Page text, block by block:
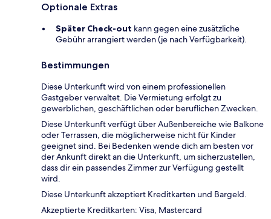
Optionale Extras
Später Check-out kann gegen eine zusätzliche
Gebühr arrangiert werden (je nach Verfügbarkeit).
Bestimmungen
Diese Unterkunft wird von einem professionellen
Gastgeber verwaltet. Die Vermietung erfolgt zu
gewerblichen, geschäftlichen oder beruflichen Zwecken.
Diese Unterkunft verfügt über Außenbereiche wie Balkone
oder Terrassen, die möglicherweise nicht für Kinder
geeignet sind. Bei Bedenken wende dich am besten vor
der Ankunft direkt an die Unterkunft, um sicherzustellen,
dass dir ein passendes Zimmer zur Verfügung gestellt
wird.
Diese Unterkunft akzeptiert Kreditkarten und Bargeld.
Akzeptierte Kreditkarten: Visa, Mastercard